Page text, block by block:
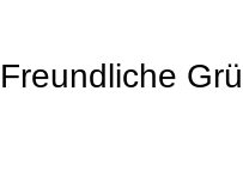
Freundliche